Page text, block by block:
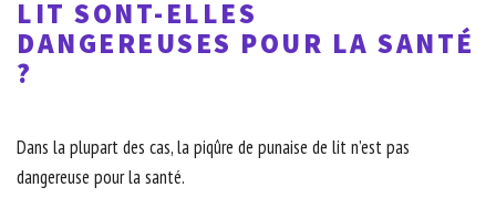
LIT SONT-ELLES
DANGEREUSES POUR LA SANTÉ
?
Dans la plupart des cas, la piqûre de punaise de lit n’est pas
dangereuse pour la santé.